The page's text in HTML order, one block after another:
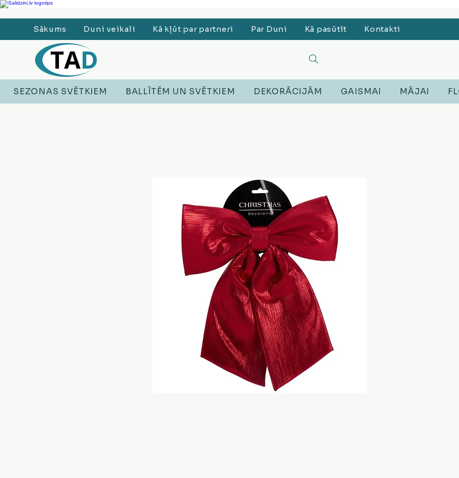
Ledusskapji, Sadzīves tehnika, Smaržas, Operatīvā atmiņa, Putekļu sūcēji, Lego, Austiņas
Sākums Duni veikali Kā kļūt par partneri Par Duni Kā pasūtīt Kontakti
SEZONAS SVĒTKIEM BALLĪTĒM UN SVĒTKIEM DEKORĀCIJĀM GAISMAI MĀJAI